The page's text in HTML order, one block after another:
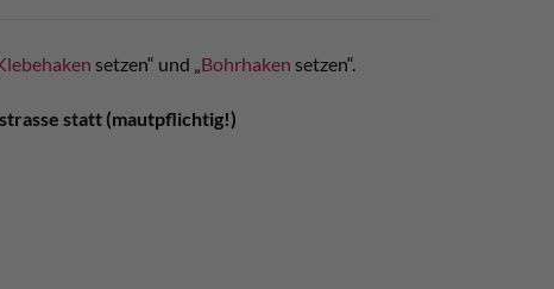
setzen“ und „Bohrhaken setzen“.
statt (mautpflichtig!)